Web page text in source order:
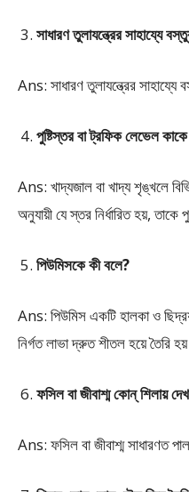
সাধারণ তুলাযন্ত্রের সাহায্যে
Ans: সাধারণ তুলাযন্ত্রের সাহায্যে
পুষ্টিস্তর বা ট্রফিক লেভেল
Ans: খাদ্যজাল বা খাদ্য শৃঙ্খলে
অনুযায়ী যে স্তর নির্ধারিত হয়,
পিউমিসকে কী বলে?
Ans: পিউমিস একটি হালকা ও
নির্গত লাভা দ্রুত শীতল হয়ে তৈরি
ফসিল বা জীবাশ্ম কোন্ শিলায়
Ans: ফসিল বা জীবাশ্ম সাধারণত